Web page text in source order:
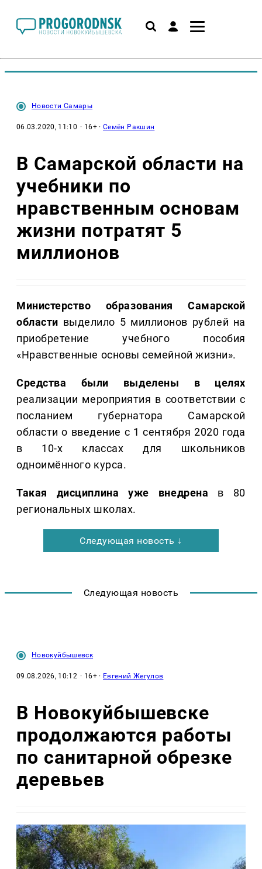
Новости Самары
06.03.2020, 11:10 · 16+ ·Семён Ракшин
В Самарской области на
учебники по
нравственным основам
жизни потратят 5
миллионов
Министерство образования Самарской
области выделило 5 миллионов рублей на
приобретение учебного пособия
«Нравственные основы семейной жизни».
Средства были выделены в целях
реализации мероприятия в соответствии с
посланием губернатора Самарской
области о введение с 1 сентября 2020 года
в 10-х классах для школьников
одноимённого курса.
Такая дисциплина уже внедрена в 80
региональных школах.
Следующая новость ↓
Следующая новость
Новокуйбышевск
09.08.2026, 10:12 · 16+ · Евгений Жегулов
В Новокуйбышевске
продолжаются работы
по санитарной обрезке
деревьев